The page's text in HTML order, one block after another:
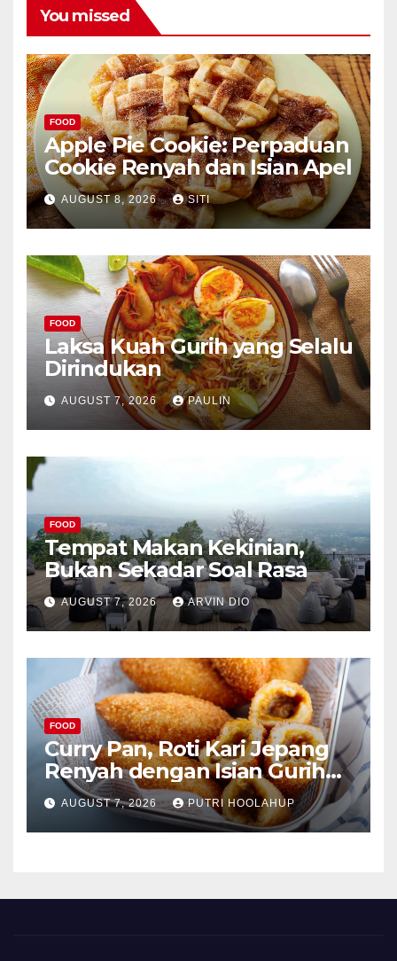
You missed
FOOD
Apple Pie Cookie: Perpaduan
Cookie Renyah dan Isian Apel
AUGUST 8, 2026 SITI
FOOD
Laksa Kuah Gurih yang Selalu
Dirindukan
AUGUST 7, 2026 PAULIN
FOOD
Tempat Makan Kekinian,
Bukan Sekadar Soal Rasa
AUGUST 7, 2026 ARVIN DIO
FOOD
Curry Pan, Roti Kari Jepang
Renyah dengan Isian Gurih
Menggoda
AUGUST 7, 2026 PUTRI HOOLAHUP